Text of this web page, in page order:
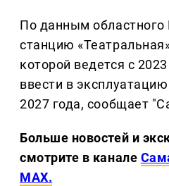
По данным областного
станцию
которой ведется с
ввести в
2027 года, сообщает
Больше новостей и
смотрите в канале
MAX.